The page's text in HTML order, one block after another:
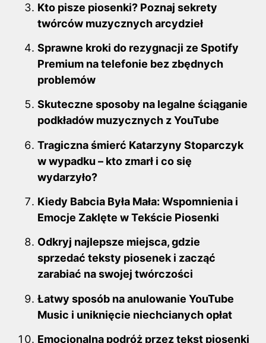
Kto pisze piosenki? Poznaj sekrety
twórców muzycznych arcydzieł
Sprawne kroki do rezygnacji ze Spotify
Premium na telefonie bez zbędnych
problemów
Skuteczne sposoby na legalne ściąganie
podkładów muzycznych z YouTube
Tragiczna śmierć Katarzyny Stoparczyk
w wypadku – kto zmarł i co się
wydarzyło?
Kiedy Babcia Była Mała: Wspomnienia i
Emocje Zaklęte w Tekście Piosenki
Odkryj najlepsze miejsca, gdzie
sprzedać teksty piosenek i zacząć
zarabiać na swojej twórczości
Łatwy sposób na anulowanie YouTube
Music i uniknięcie niechcianych opłat
Emocjonalna podróż przez tekst piosenki